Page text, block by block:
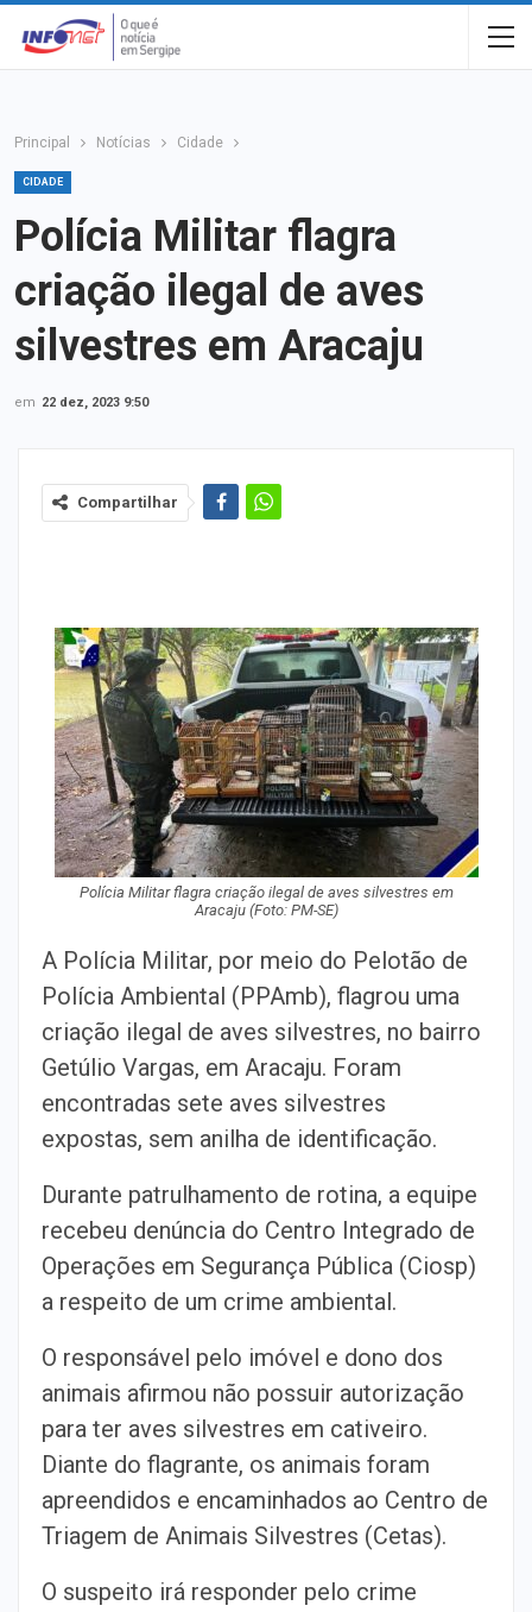
Principal Notícias Cidade
CIDADE
Polícia Militar flagra
criação ilegal de aves
silvestres em Aracaju
em 22 dez, 2023 9:50
Compartilhar
Polícia Militar flagra criação ilegal de aves silvestres em
Aracaju (Foto: PM-SE)
A Polícia Militar, por meio do Pelotão de
Polícia Ambiental (PPAmb), flagrou uma
criação ilegal de aves silvestres, no bairro
Getúlio Vargas, em Aracaju. Foram
encontradas sete aves silvestres
expostas, sem anilha de identificação.
Durante patrulhamento de rotina, a equipe
recebeu denúncia do Centro Integrado de
Operações em Segurança Pública (Ciosp)
a respeito de um crime ambiental.
O responsável pelo imóvel e dono dos
animais afirmou não possuir autorização
para ter aves silvestres em cativeiro.
Diante do flagrante, os animais foram
apreendidos e encaminhados ao Centro de
Triagem de Animais Silvestres (Cetas).
O suspeito irá responder pelo crime